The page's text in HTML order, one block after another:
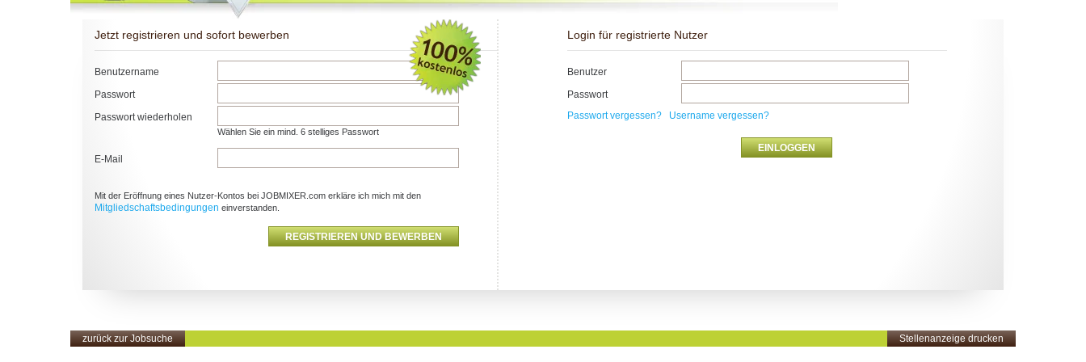
Jetzt registrieren und sofort bewerben
Benutzername
Passwort
Passwort wiederholen
Wählen Sie ein mind. 6 stelliges Passwort
E-Mail
Mit der Eröffnung eines Nutzer-Kontos bei JOBMIXER.com erkläre ich mich mit den
Mitgliedschaftsbedingungen einverstanden.
Login für registrierte Nutzer
Benutzer
Passwort
Passwort vergessen?
Username vergessen?
zurück zur Jobsuche Stellenanzeige drucken